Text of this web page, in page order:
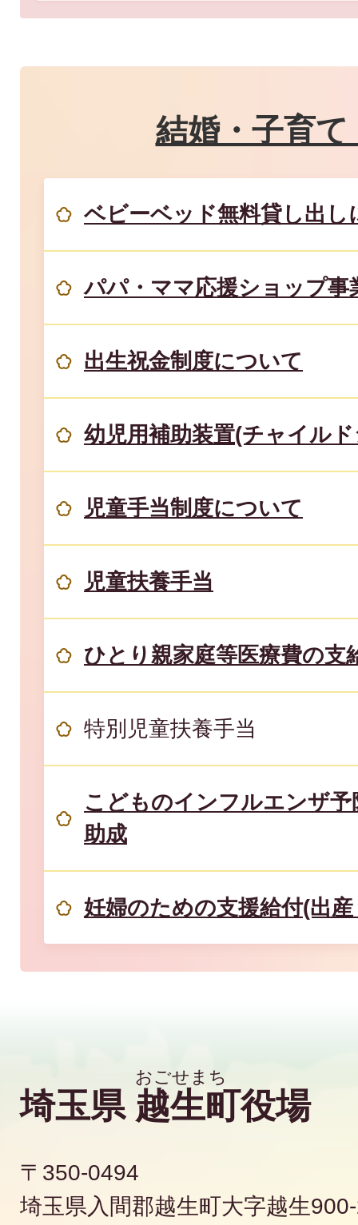
結婚・子育て
ベビーベッド無料貸し出し
パパ・ママ応援ショップ事
出生祝金制度について
幼児用補助装置(チャイル
児童手当制度について
児童扶養手当
ひとり親家庭等医療費の支
特別児童扶養手当
こどものインフルエンザ
助成
妊婦のための支援給付(出
埼玉県 越生町役場
〒350-0494
埼玉県入間郡越生町大字越生